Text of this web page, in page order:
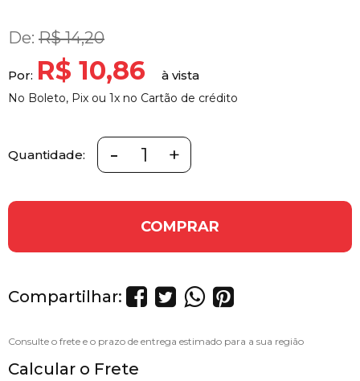
De: R$ 14,20
Por: R$ 10,86
No Boleto, Pix ou 1x no Cartão de crédito
Quantidade: - +
COMPRAR
Compartilhar:
Calcular o Frete